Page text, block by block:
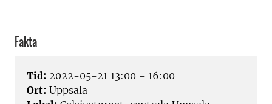
Fakta
Tid: 2022-05-21 13:00 - 16:00
Ort: Uppsala